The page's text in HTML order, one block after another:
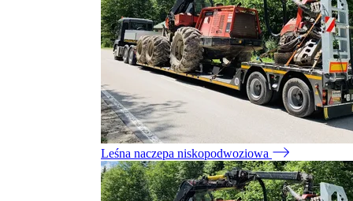
Leśna naczepa niskopodwoziowa